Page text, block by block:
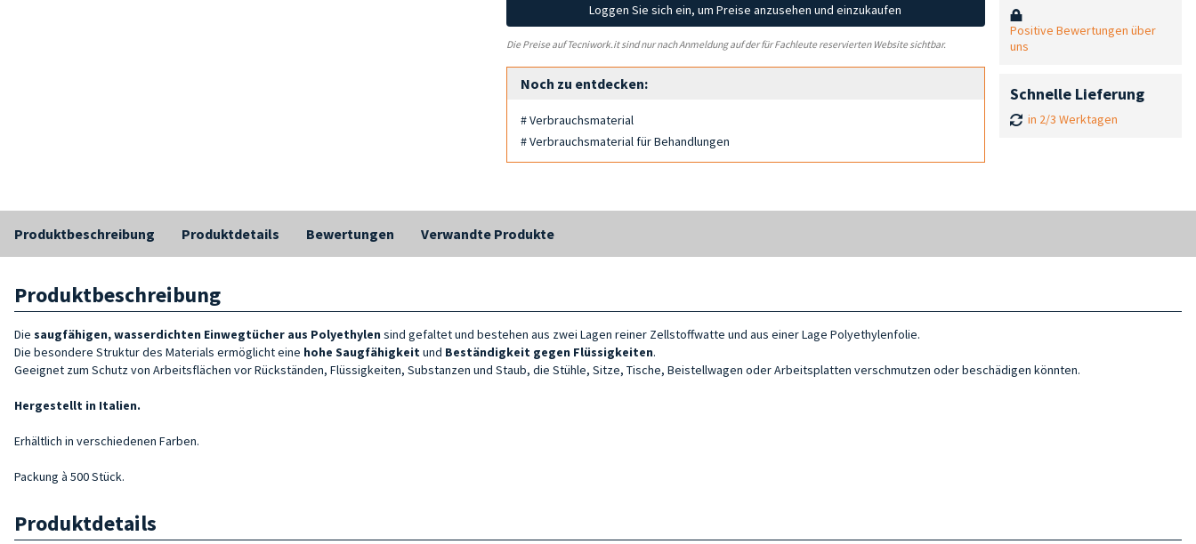
Loggen Sie sich ein, um Preise anzusehen und einzukaufen
Die Preise auf Tecniwork.it sind nur nach Anmeldung auf der für Fachleute reservierten Website sichtbar.
Noch zu entdecken:
# Verbrauchsmaterial
# Verbrauchsmaterial für Behandlungen
Positive Bewertungen über
uns
Schnelle Lieferung
in 2/3 Werktagen
Produktbeschreibung Produktdetails Bewertungen Verwandte Produkte
Produktbeschreibung
Die saugfähigen, wasserdichten Einwegtücher aus Polyethylen sind gefaltet und bestehen aus zwei Lagen reiner Zellstoffwatte und aus einer Lage Polyethylenfolie.
Die besondere Struktur des Materials ermöglicht eine hohe Saugfähigkeitund Beständigkeit gegen Flüssigkeiten.
Geeignet zum Schutz von Arbeitsflächen vor Rückständen, Flüssigkeiten, Substanzen und Staub, die Stühle, Sitze, Tische, Beistellwagen oder Arbeitsplatten verschmutzen oder beschädigen könnten.
Hergestellt in Italien.
Erhältlich in verschiedenen Farben.
Packung à 500 Stück.
Produktdetails